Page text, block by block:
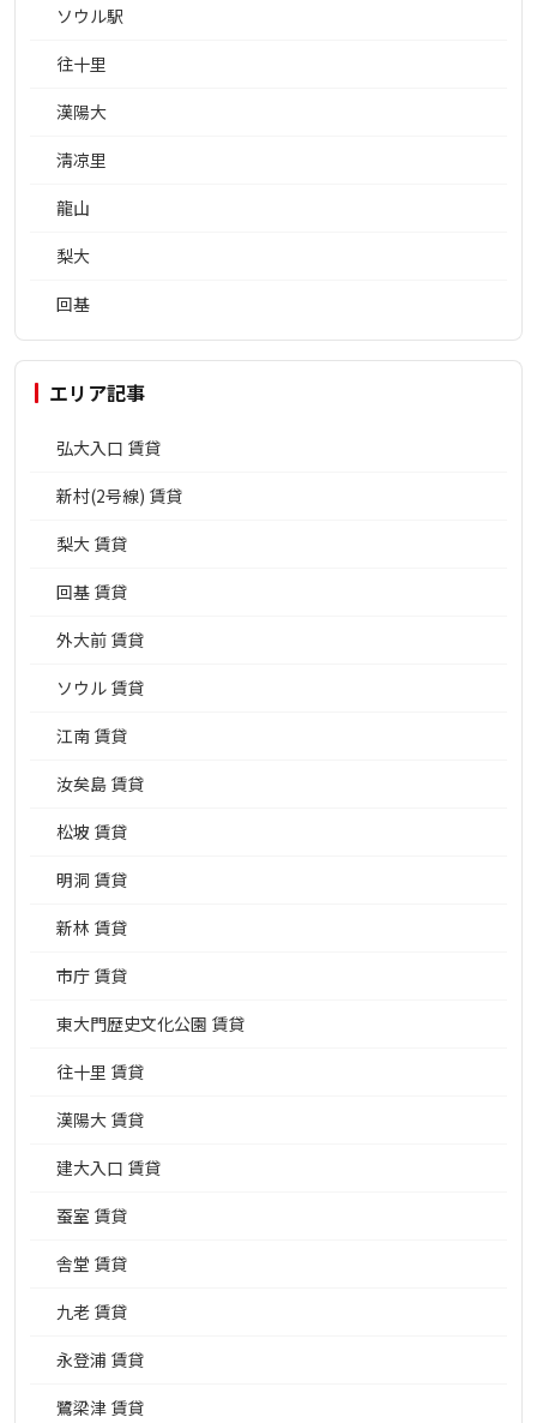
ソウル駅
往十里
漢陽大
淸凉里
龍山
梨大
回基
エリア記事
弘大入口 賃貸
新村(2号線) 賃貸
梨大 賃貸
回基 賃貸
外大前 賃貸
ソウル 賃貸
江南 賃貸
汝矣島 賃貸
松坡 賃貸
明洞 賃貸
新林 賃貸
市庁 賃貸
東大門歴史文化公園 賃貸
往十里 賃貸
漢陽大 賃貸
建大入口 賃貸
蚕室 賃貸
舎堂 賃貸
九老 賃貸
永登浦 賃貸
鷺梁津 賃貸